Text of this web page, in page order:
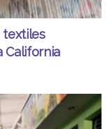
textiles
California